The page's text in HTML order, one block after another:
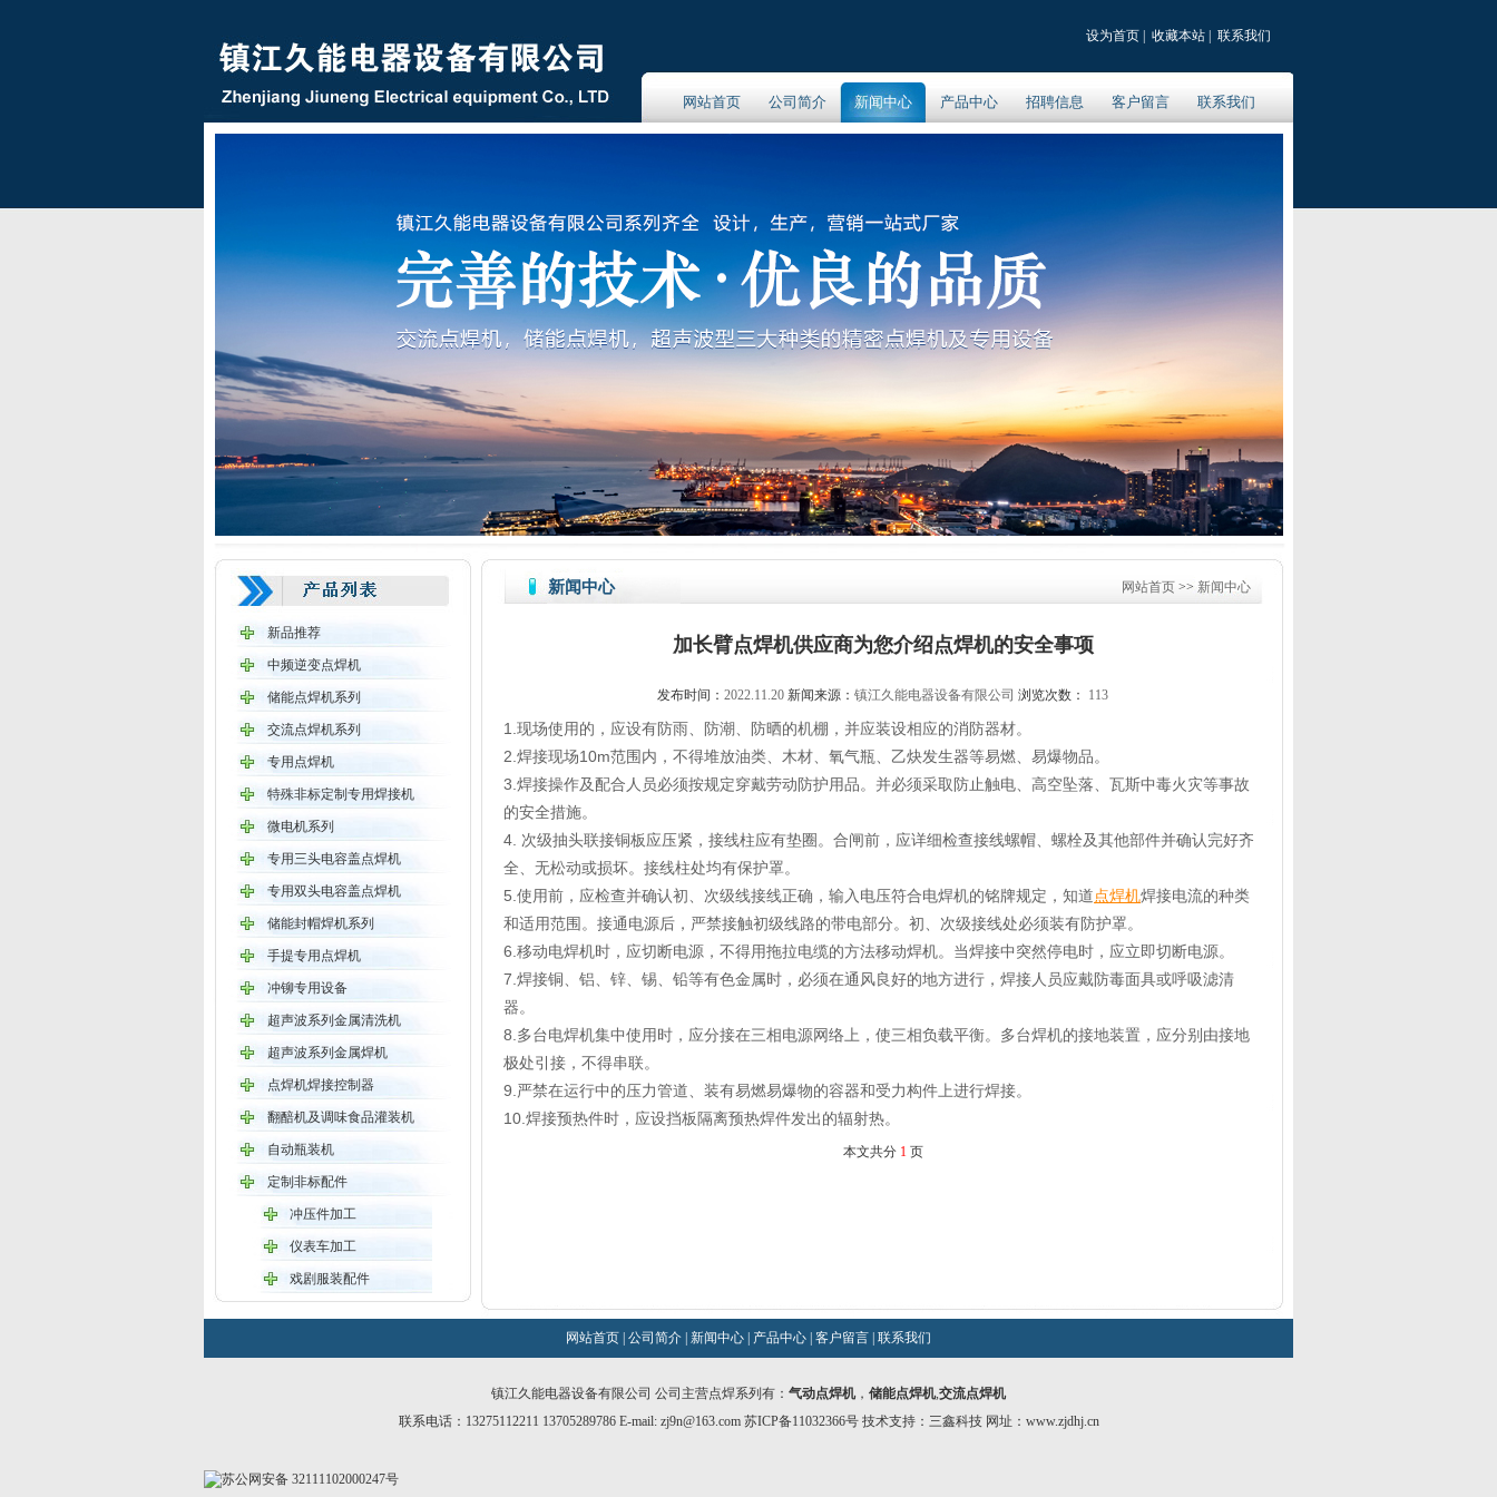
设为首页 收藏本站 联系我们
网站首页 公司简介 新闻中心 产品中心 招聘信息 客户留言 联系我们
新品推荐
中频逆变点焊机
储能点焊机系列
交流点焊机系列
专用点焊机
特殊非标定制专用焊接机
微电机系列
专用三头电容盖点焊机
专用双头电容盖点焊机
储能封帽焊机系列
手提专用点焊机
冲铆专用设备
超声波系列金属清洗机
超声波系列金属焊机
点焊机焊接控制器
翻醅机及调味食品灌装机
自动瓶装机
定制非标配件
冲压件加工
仪表车加工
戏剧服装配件
新闻中心 网站首页 >> 新闻中心
加长臂点焊机供应商为您介绍点焊机的安全事项
发布时间： 2022.11.20 新闻来源： 镇江久能电器设备有限公司 浏览次数： 113
1.现场使用的，应设有防雨、防潮、防晒的机棚，并应装设相应的消防器材。
2.焊接现场10m范围内，不得堆放油类、木材、氧气瓶、乙炔发生器等易燃、易爆物品。
3.焊接操作及配合人员必须按规定穿戴劳动防护用品。并必须采取防止触电、高空坠落、瓦斯中毒火灾等事故
的安全措施。
4. 次级抽头联接铜板应压紧，接线柱应有垫圈。合闸前，应详细检查接线螺帽、螺栓及其他部件并确认完好齐
全、无松动或损坏。接线柱处均有保护罩。
5.使用前，应检查并确认初、次级线接线正确，输入电压符合电焊机的铭牌规定，知道点焊机焊接电流的种类
和适用范围。接通电源后，严禁接触初级线路的带电部分。初、次级接线处必须装有防护罩。
6.移动电焊机时，应切断电源，不得用拖拉电缆的方法移动焊机。当焊接中突然停电时，应立即切断电源。
7.焊接铜、铝、锌、锡、铅等有色金属时，必须在通风良好的地方进行，焊接人员应戴防毒面具或呼吸滤清
器。
8.多台电焊机集中使用时，应分接在三相电源网络上，使三相负载平衡。多台焊机的接地装置，应分别由接地
极处引接，不得串联。
9.严禁在运行中的压力管道、装有易燃易爆物的容器和受力构件上进行焊接。
10.焊接预热件时，应设挡板隔离预热焊件发出的辐射热。
本文共分 1页
网站首页 公司简介 新闻中心 产品中心 客户留言 联系我们
镇江久能电器设备有限公司 公司主营点焊系列有： 气动点焊机， 储能点焊机,交流点焊机
联系电话：13275112211 13705289786 E-mail: zj9n@163.com 苏ICP备11032366号技术支持： 三鑫科技网址： www.zjdhj.cn
苏公网安备 32111102000247号